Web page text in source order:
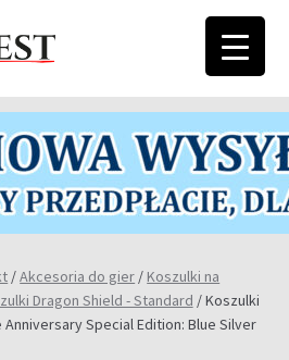
/Akcesoria do gier / Koszulki na
Dragon Shield - Standard / Koszulki
Anniversary Special Edition: Blue Silver